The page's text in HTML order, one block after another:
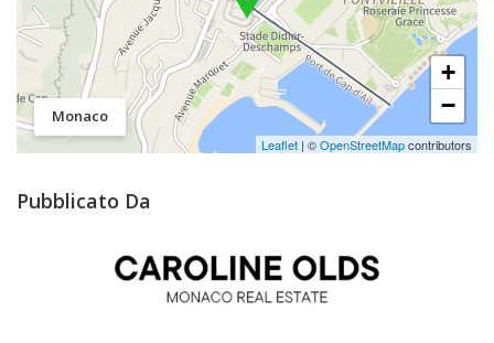
Monaco
+
−
Leaflet | ©OpenStreetMapcontributors
Pubblicato Da